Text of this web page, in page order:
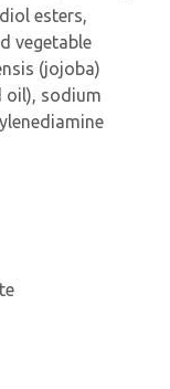
esters,
vegetable
(jojoba)
oil), sodium